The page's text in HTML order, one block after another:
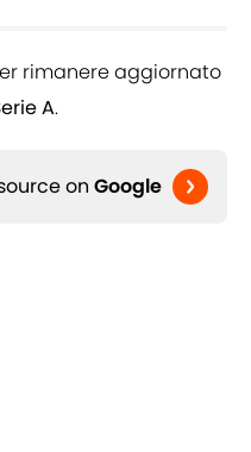
rimanere aggiornato
A.
on Google